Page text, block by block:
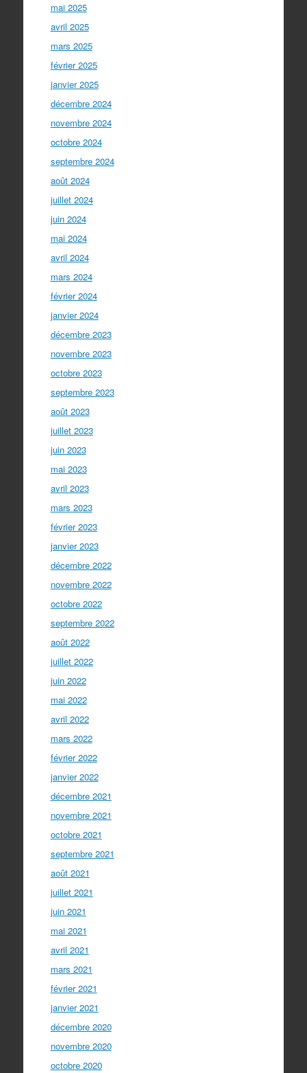
mai 2025
avril 2025
mars 2025
février 2025
janvier 2025
décembre 2024
novembre 2024
octobre 2024
septembre 2024
août 2024
juillet 2024
juin 2024
mai 2024
avril 2024
mars 2024
février 2024
janvier 2024
décembre 2023
novembre 2023
octobre 2023
septembre 2023
août 2023
juillet 2023
juin 2023
mai 2023
avril 2023
mars 2023
février 2023
janvier 2023
décembre 2022
novembre 2022
octobre 2022
septembre 2022
août 2022
juillet 2022
juin 2022
mai 2022
avril 2022
mars 2022
février 2022
janvier 2022
décembre 2021
novembre 2021
octobre 2021
septembre 2021
août 2021
juillet 2021
juin 2021
mai 2021
avril 2021
mars 2021
février 2021
janvier 2021
décembre 2020
novembre 2020
octobre 2020